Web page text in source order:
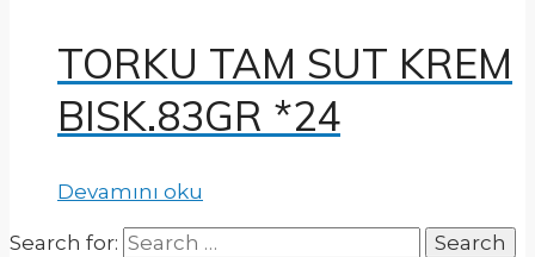
TORKU TAM SUT KREM
BISK.83GR *24
Devamını oku
Search for: